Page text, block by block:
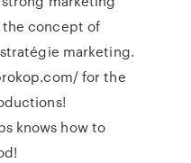
concept of
marketing.
for the
knows how to